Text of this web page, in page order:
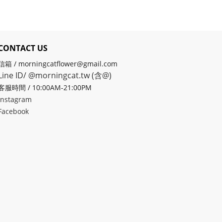
US
箱 / morningcatflower@gmail.com
ID/ @morningcat.tw (含@)
服時間 / 10:00AM-21:00PM